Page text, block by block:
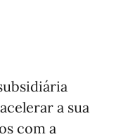
a sua
com a